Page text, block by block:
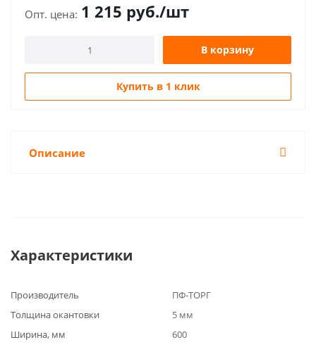
1 215 руб./шт
В корзину
Купить в 1 клик
Описание
Характеристики
Производитель
ПФ-ТОРГ
Толщина окантовки
5 мм
Ширина, мм
600